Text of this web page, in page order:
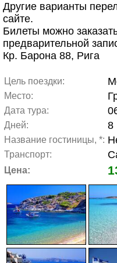
Другие варианты
сайте.
Билеты можно
предварительной
Кр. Барона 88, Рига
Цель поездки:
Место:
Дата тура:
Дней: 8
Название гостиницы, *:
Транспорт:
Цена: